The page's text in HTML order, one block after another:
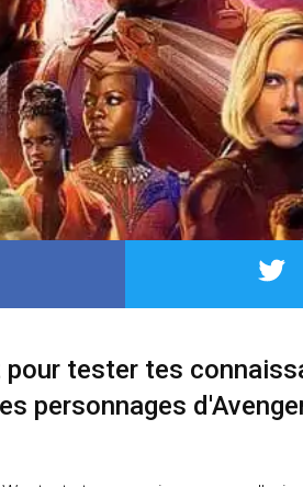
tester tes
personnages